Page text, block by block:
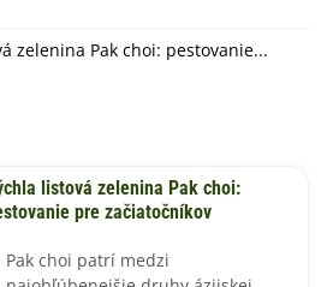
zelenina Pak choi: pestovanie...
listová zelenina Pak choi:
pre začiatočníkov
Pak choi patrí medzi